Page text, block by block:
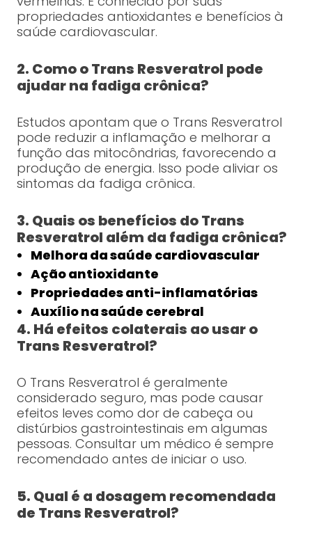
propriedades antioxidantes e benefícios à
saúde cardiovascular.
2. Como o Trans Resveratrol pode
ajudar na fadiga crônica?
Estudos apontam que o Trans Resveratrol
pode reduzir a inflamação e melhorar a
função das mitocôndrias, favorecendo a
produção de energia. Isso pode aliviar os
sintomas da fadiga crônica.
3. Quais os benefícios do Trans
Resveratrol além da fadiga crônica?
Melhora da saúde cardiovascular
Ação antioxidante
Propriedades anti-inflamatórias
Auxílio na saúde cerebral
4. Há efeitos colaterais ao usar o
Trans Resveratrol?
O Trans Resveratrol é geralmente
considerado seguro, mas pode causar
efeitos leves como dor de cabeça ou
distúrbios gastrointestinais em algumas
pessoas. Consultar um médico é sempre
recomendado antes de iniciar o uso.
5. Qual é a dosagem recomendada
de Trans Resveratrol?